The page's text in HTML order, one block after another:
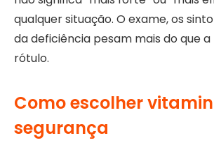
qualquer situação. O exame, os
da deficiência pesam mais do que
rótulo.
Como escolher
segurança